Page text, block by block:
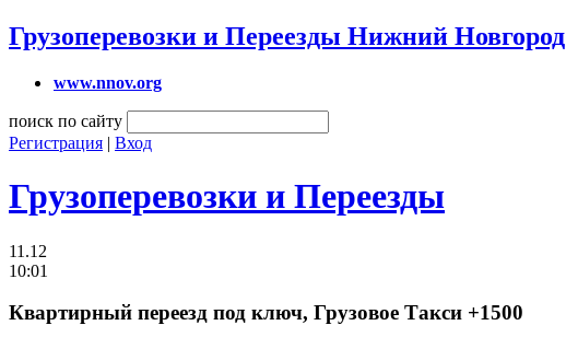
Грузоперевозки и Переезды Нижний Новгород
www.nnov.org
поиск по сайту
Регистрация | Вход
Грузоперевозки и Переезды
11.12
10:01
Квартирный переезд под ключ, Грузовое Такси +1500